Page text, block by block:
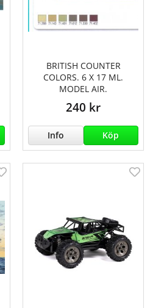
BRITISH COUNTER
COLORS. 6 X 17 ML.
MODEL AIR.
240 kr
Info Köp